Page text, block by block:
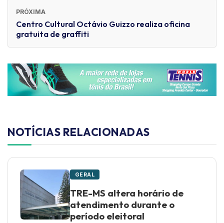
PRÓXIMA
Centro Cultural Octávio Guizzo realiza oficina
gratuita de graffiti
NOTÍCIAS RELACIONADAS
GERAL
TRE-MS altera horário de
atendimento durante o
período eleitoral